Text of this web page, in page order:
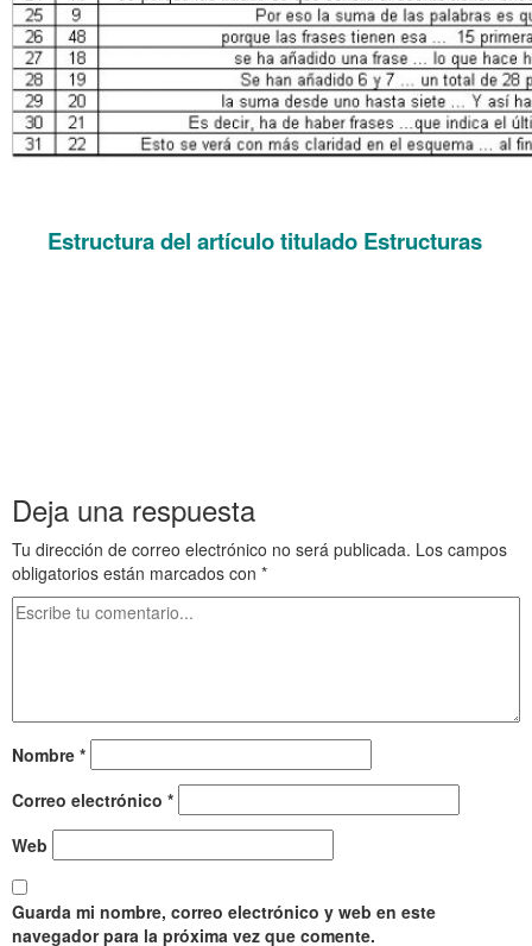
Estructura del artículo titulado Estructuras
Deja una respuesta
Tu dirección de correo electrónico no será publicada. Los campos
obligatorios están marcados con *
Nombre *
Correo electrónico *
Web
Guarda mi nombre, correo electrónico y web en este
navegador para la próxima vez que comente.